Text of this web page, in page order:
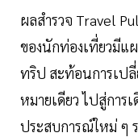
ผลสำรวจ Travel
ของนักท่องเที่ยวมีแ
ทริป สะท้อนการเป
หมายเดียว ไปสู่การ
ประสบการณ์ใหม่ ๆ